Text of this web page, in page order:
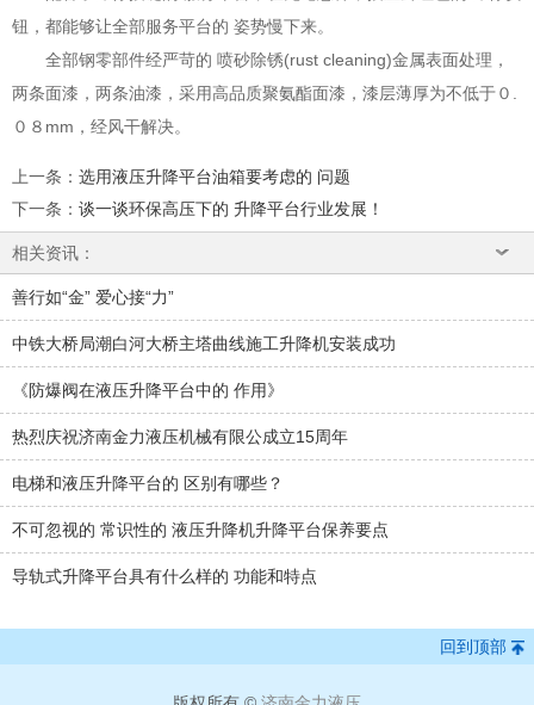
钮，都能够让全部服务平台的 姿势慢下来。
全部钢零部件经严苛的 喷砂除锈(rust cleaning)金属表面处理，
两条面漆，两条油漆，采用高品质聚氨酯面漆，漆层薄厚为不低于０.
０８mm，经风干解决。
上一条 ： 选用液压升降平台油箱要考虑的 问题
下一条 ： 谈一谈环保高压下的 升降平台行业发展！
相关资讯：
善行如“金” 爱心接“力”
中铁大桥局潮白河大桥主塔曲线施工升降机安装成功
《防爆阀在液压升降平台中的 作用》
热烈庆祝济南金力液压机械有限公成立15周年
电梯和液压升降平台的 区别有哪些？
不可忽视的 常识性的 液压升降机升降平台保养要点
导轨式升降平台具有什么样的 功能和特点
回到顶部